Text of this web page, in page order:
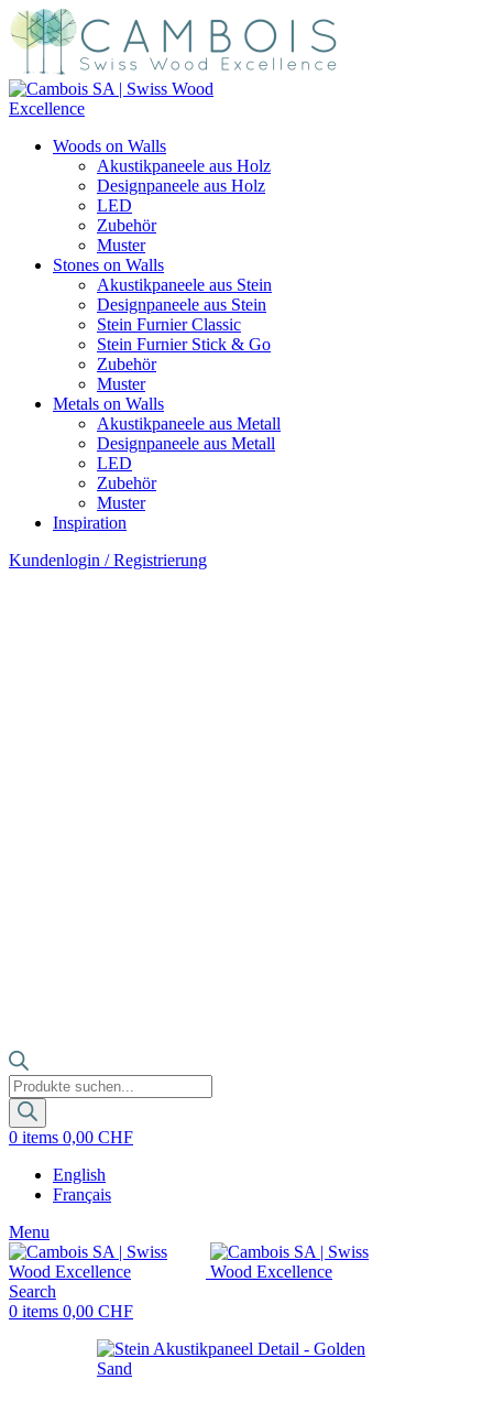
Woods on Walls
Akustikpaneele aus Holz
Designpaneele aus Holz
LED
Zubehör
Muster
Stones on Walls
Akustikpaneele aus Stein
Designpaneele aus Stein
Stein Furnier Classic
Stein Furnier Stick & Go
Zubehör
Muster
Metals on Walls
Akustikpaneele aus Metall
Designpaneele aus Metall
LED
Zubehör
Muster
Inspiration
Kundenlogin / Registrierung
Products
search
0 items 0,00 CHF
English
Français
Menu
Search
0 items 0,00 CHF